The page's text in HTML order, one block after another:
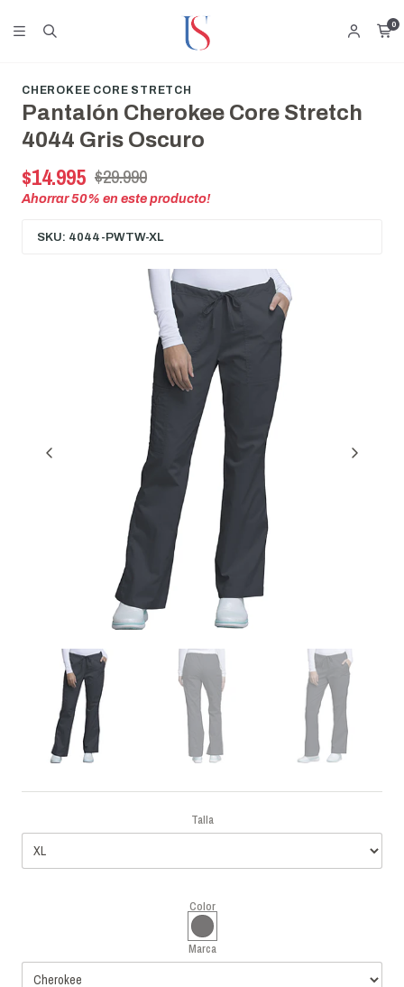
0
CHEROKEE CORE STRETCH
Pantalón Cherokee Core Stretch
4044 Gris Oscuro
$14.995 $29.990
Ahorrar50% en este producto!
SKU: 4044-PWTW-XL
Talla
Color
Marca